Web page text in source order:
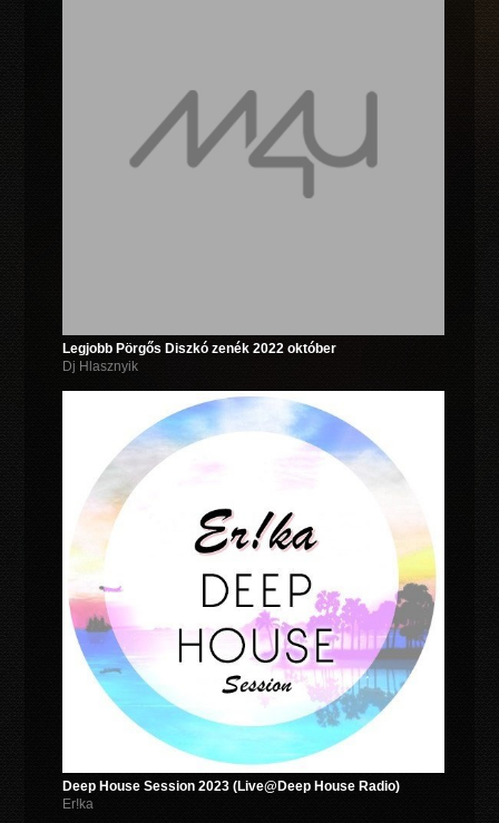
Legjobb Pörgős Diszkó zenék 2022 október
Dj Hlasznyik
Deep House Session 2023 (Live@Deep House Radio)
Er!ka